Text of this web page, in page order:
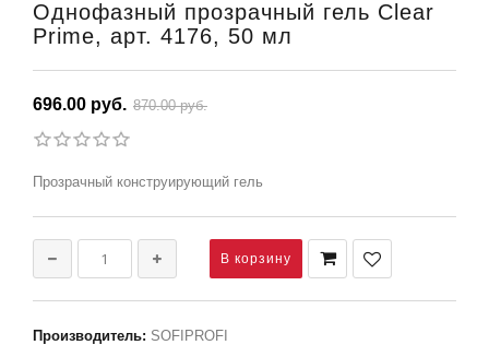
Однофазный прозрачный гель Clear
Prime, арт. 4176, 50 мл
696.00 руб. 870.00 руб.
Прозрачный конструирующий гель
Производитель: SOFIPROFI